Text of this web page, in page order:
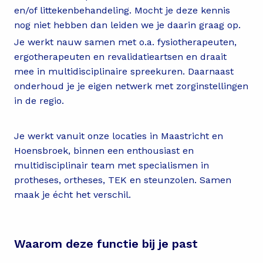
en/of littekenbehandeling. Mocht je deze kennis
nog niet hebben dan leiden we je daarin graag op.
Je werkt nauw samen met o.a. fysiotherapeuten,
ergotherapeuten en revalidatieartsen en draait
mee in multidisciplinaire spreekuren. Daarnaast
onderhoud je je eigen netwerk met zorginstellingen
in de regio.
Je werkt vanuit onze locaties in Maastricht en
Hoensbroek, binnen een enthousiast en
multidisciplinair team met specialismen in
protheses, ortheses, TEK en steunzolen. Samen
maak je écht het verschil.
Waarom deze functie bij je past